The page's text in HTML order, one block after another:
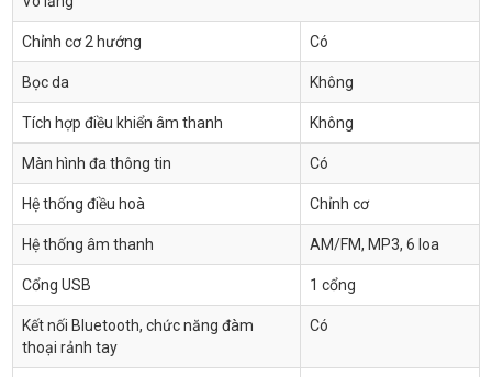
Chỉnh cơ 2 hướng Có
Bọc da Không
Tích hợp điều khiển âm thanh Không
Màn hình đa thông tin Có
Hệ thống điều hoà Chỉnh cơ
Hệ thống âm thanh AM/FM, MP3, 6 loa
Cổng USB 1 cổng
Kết nối Bluetooth, chức năng đàm
thoại rảnh tay
Có